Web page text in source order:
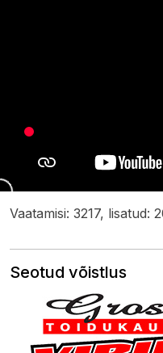
Vaatamisi: 3217, lisatud:
Seotud võistlus